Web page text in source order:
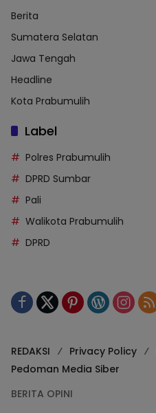
Berita
Sumatera Selatan
Jawa Tengah
Headline
Kota Prabumulih
Label
Polres Prabumulih
DPRD Sumbar
Pali
Walikota Prabumulih
DPRD
REDAKSI Privacy Policy
Pedoman Media Siber
BERITA OPINI